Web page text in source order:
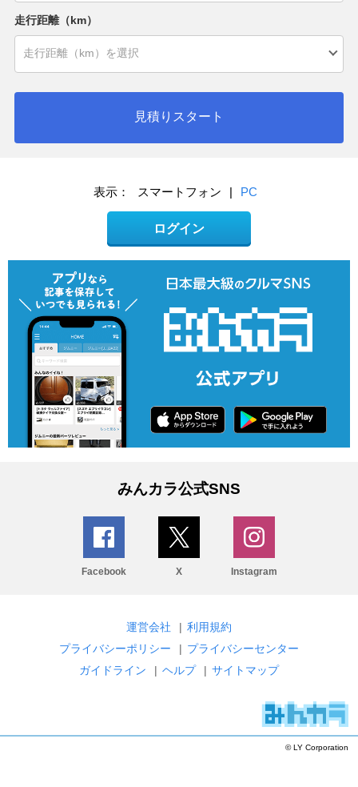
走行距離（km）
見積りスタート
表示： スマートフォン | PC
ログイン
みんカラ公式SNS
Facebook X Instagram
運営会社 | 利用規約
プライバシーポリシー
| プライバシーセンター
ガイドライン
| ヘルプ | サイトマップ
© LY Corporation